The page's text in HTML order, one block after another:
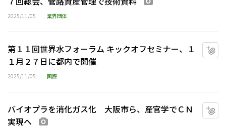
2025/11/05 業界団体
第１１回世界水フォーラム キックオフセミナー、１
１月２７日に都内で開催
2025/11/05 国際
バイオプラを消化ガス化 大阪市ら、産官学でＣＮ
実現へ